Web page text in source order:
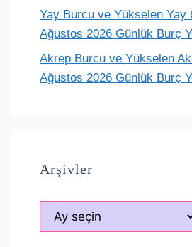
Yay Burcu ve Yükselen Yay
Ağustos 2026 Günlük Burç
Akrep Burcu ve Yükselen
Ağustos 2026 Günlük Burç
Arşivler
Arşivler